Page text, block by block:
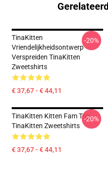
TinaKitten
Vriendelijkheidsontwerp
Verspreiden TinaKitten
Zweetshirts
€ 37,67 - € 44,11
-20%
TinaKitten Kitten Fam Tee
TinaKitten Zweetshirts
€ 37,67 - € 44,11
-20%